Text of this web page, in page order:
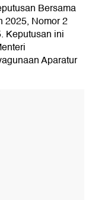
Bersama
2025, Nomor 2
Keputusan ini
Aparatur